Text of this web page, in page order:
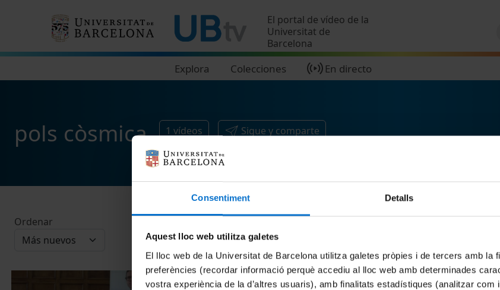
Consentiment Detalls
Aquest lloc web utilitza galetes
El lloc web de la Universitat de Barcelona utilitza galetes pròpies i de tercers amb la
preferències (recordar informació perquè accediu al lloc web amb determinades
vostra experiència de la d’altres usuaris), amb finalitats estadístiques (analitzar com
El portal de vídeo de la
Universitat de
Barcelona
Explora Colecciones En directo
pols còsmica 1 vídeos Sigue y comparte
Ordenar